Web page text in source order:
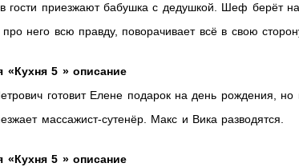
гости приезжают бабушка с дедушкой. Шеф берёт
про него всю правду, поворачивает всё в свою
«Кухня 5 » описание
готовит Елене подарок на день рождения,
массажист-сутенёр. Макс и Вика разводятся.
«Кухня 5 » описание